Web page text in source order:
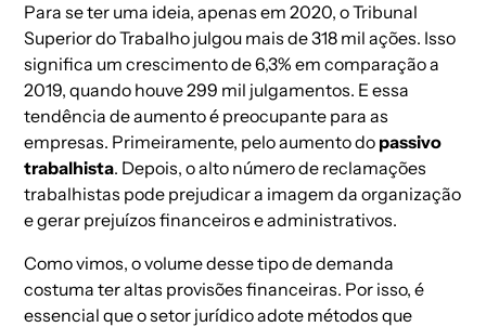
Para se ter uma ideia, apenas em 2020, o Tribunal
Superior do Trabalho julgou mais de 318 mil ações. Isso
significa um crescimento de 6,3% em comparação a
2019, quando houve 299 mil julgamentos. E essa
tendência de aumento é preocupante para as
empresas. Primeiramente, pelo aumento do passivo
trabalhista. Depois, o alto número de reclamações
trabalhistas pode prejudicar a imagem da organização
e gerar prejuízos financeiros e administrativos.
Como vimos, o volume desse tipo de demanda
costuma ter altas provisões financeiras. Por isso, é
essencial que o setor jurídico adote métodos que